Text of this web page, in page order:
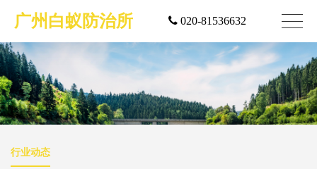
广州白蚁防治所 020-81536632
行业动态